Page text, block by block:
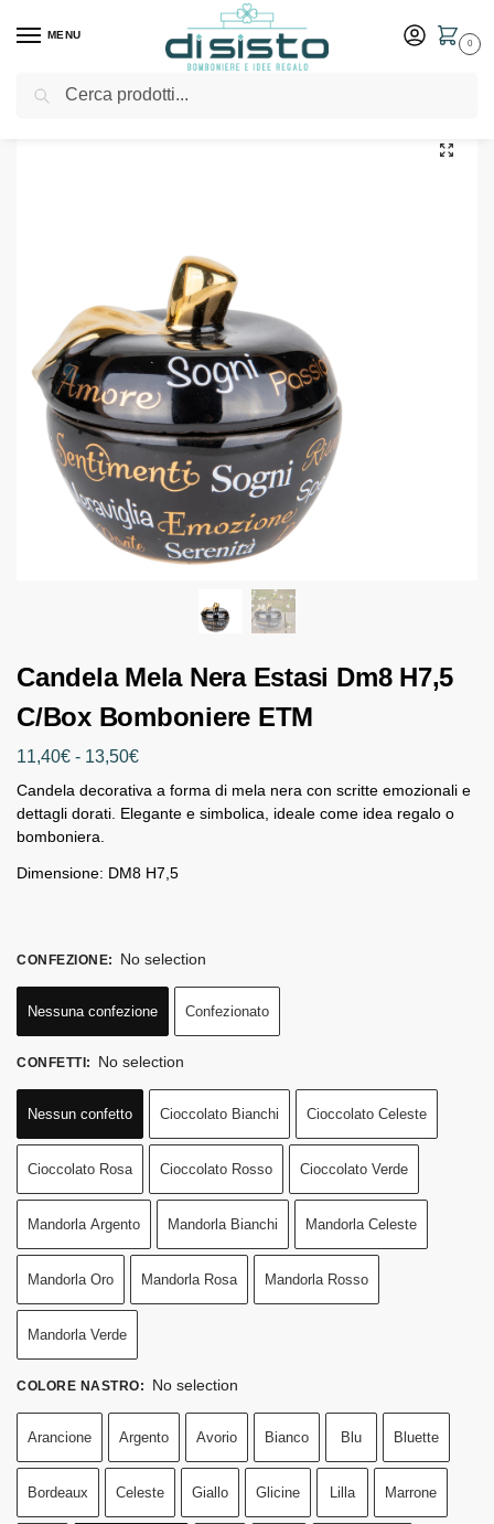
MENU
0
Home Shop Bomboniere
Candela Mela Nera Estasi Dm8 H7,5
C/Box Bomboniere ETM
11,40€ - 13,50€
Candela decorativa a forma di mela nera con scritte emozionali e
dettagli dorati. Elegante e simbolica, ideale come idea regalo o
bomboniera.
Dimensione: DM8 H7,5
CONFEZIONE: No selection
Nessuna confezione Confezionato
CONFETTI: No selection
Nessun confetto Cioccolato Bianchi Cioccolato Celeste
Cioccolato Rosa Cioccolato Rosso Cioccolato Verde
Mandorla Argento Mandorla Bianchi Mandorla Celeste
Mandorla Oro Mandorla Rosa Mandorla Rosso
Mandorla Verde
COLORE NASTRO: No selection
Arancione Argento Avorio Bianco Blu Bluette
Bordeaux Celeste Giallo Glicine Lilla Marrone